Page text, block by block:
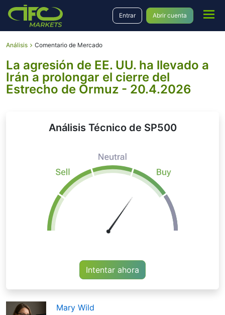
Entrar Abrir cuenta
Análisis Comentario de Mercado
La agresión de EE. UU. ha llevado a
Irán a prolongar el cierre del
Estrecho de Ormuz - 20.4.2026
Análisis Técnico de SP500
Intentar ahora
Mary Wild